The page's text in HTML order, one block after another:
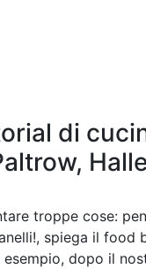
di
troppe cose:
spiega il food
dopo il